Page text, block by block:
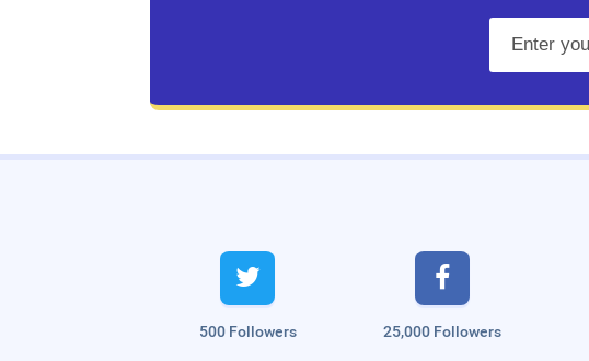
A visitor from
முட்டை மசாலா டோஸ்ட் | Quick Egg
4 hrs 10 mins ago
அரக்கோணம்: `ரூட் தல’ பிரச்னையில்…
hrs 56 mins ago

500 Followers

25,000 Followers